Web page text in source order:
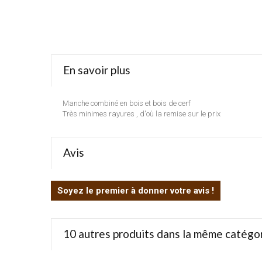
En savoir plus
Manche combiné en bois et bois de cerf
Très minimes rayures , d'où la remise sur le prix
Avis
Soyez le premier à donner votre avis !
10 autres produits dans la même